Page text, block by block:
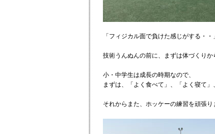
「フィジカル面で負けた感じがする・
技術うんぬんの前に、まずは体づくりか
小・中学生は成長の時期なので、
まずは、「よく食べて」、「よく寝て
それからまた、ホッケーの練習を頑張り